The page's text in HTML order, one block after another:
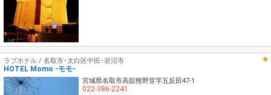
ラブホテル / 名取市･太白区中田･岩沼市
HOTEL Momo -モモ-
宮城県名取市高舘熊野堂字五反田47-1
022-386-2241